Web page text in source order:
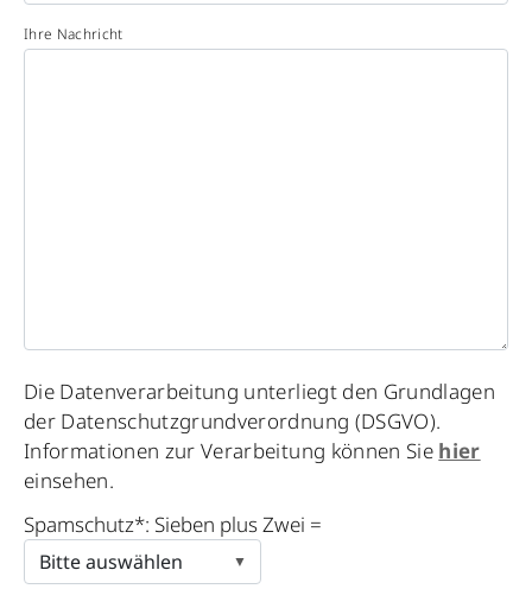
Ihre Nachricht
Please
leave
this
field
empty.
Die Datenverarbeitung unterliegt den Grundlagen
der Datenschutzgrundverordnung (DSGVO).
Informationen zur Verarbeitung können Sie hier
einsehen.
Spamschutz*: Sieben plus Zwei =